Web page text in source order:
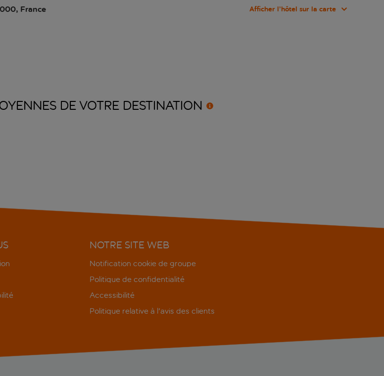
France Afficher l’hôtel sur la carte
DE VOTRE DESTINATION
NOTRE SITE WEB
Notification cookie de groupe
Politique de confidentialité
Accessibilité
Politique relative à l'avis des clients